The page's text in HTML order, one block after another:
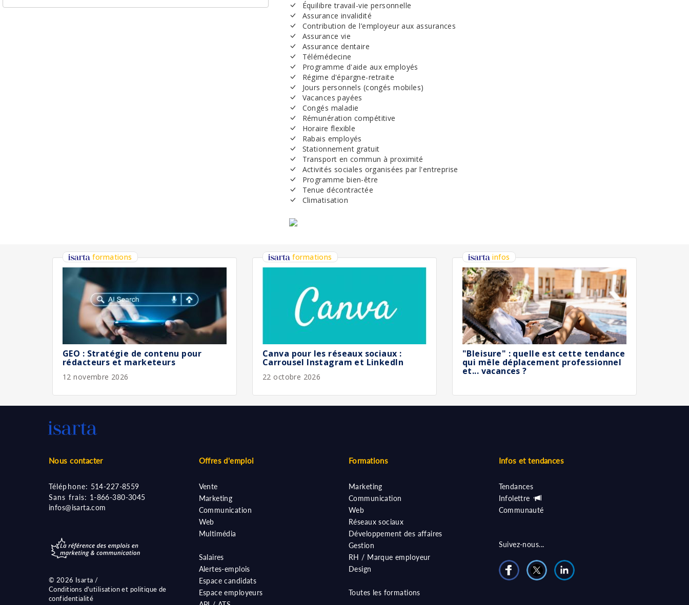
Équilibre travail-vie personnelle
Assurance invalidité
Contribution de l’employeur aux assurances
Assurance vie
Assurance dentaire
Télémédecine
Programme d'aide aux employés
Régime d'épargne-retraite
Jours personnels (congés mobiles)
Vacances payées
Congés maladie
Rémunération compétitive
Horaire flexible
Rabais employés
Stationnement gratuit
Transport en commun à proximité
Activités sociales organisées par l'entreprise
Programme bien-être
Tenue décontractée
Climatisation
formations
GEO : Stratégie de contenu pour
rédacteurs et marketeurs
12 novembre 2026
formations
Canva pour les réseaux sociaux :
Carrousel Instagram et LinkedIn
22 octobre 2026
infos
"Bleisure" : quelle est cette tendance
qui mêle déplacement professionnel
et... vacances ?
Nous contacter
Téléphone: 514-227-8559
Sans frais: 1-866-380-3045
infos@isarta.com
© 2026 Isarta /
Conditions d'utilisation et politique de
confidentialité
Offres d'emploi
Vente
Marketing
Communication
Web
Multimédia
Salaires
Alertes-emplois
Espace candidats
Espace employeurs
Formations
Marketing
Communication
Web
Réseaux sociaux
Développement des affaires
Gestion
RH / Marque employeur
Design
Toutes les formations
Infos et tendances
Tendances
Infolettre
Communauté
Suivez-nous...